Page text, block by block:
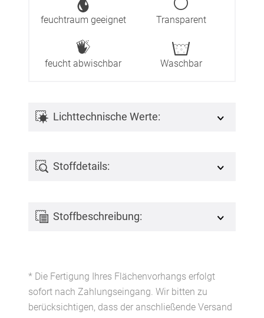
feuchtraum geeignet Transparent
feucht abwischbar Waschbar
Lichttechnische Werte:
Stoffdetails:
Stoffbeschreibung:
* Die Fertigung Ihres Flächenvorhangs erfolgt
sofort nach Zahlungseingang. Wir bitten zu
berücksichtigen, dass der anschließende Versand